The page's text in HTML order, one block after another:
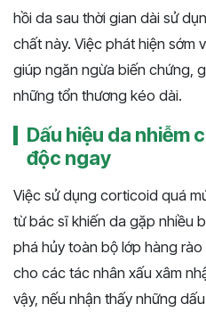
hồi da sau thời gian dài sử
chất này. Việc phát hiện sớm
giúp ngăn ngừa biến chứng,
những tổn thương kéo dài.
Dấu hiệu da nhiễm
độc ngay
Việc sử dụng corticoid quá
từ bác sĩ khiến da gặp nhiều
phá hủy toàn bộ lớp hàng
cho các tác nhân xấu xâm
vậy, nếu nhận thấy những